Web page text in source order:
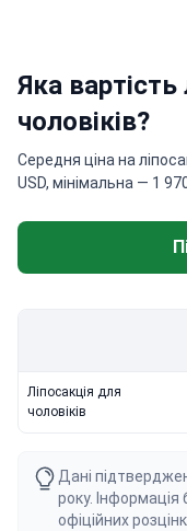
Яка вартість
чоловіків?
Середня ціна на
USD, мінімальна — 1
Ліпосакція для
чоловіків
Дані
року. Інформація
офіційних